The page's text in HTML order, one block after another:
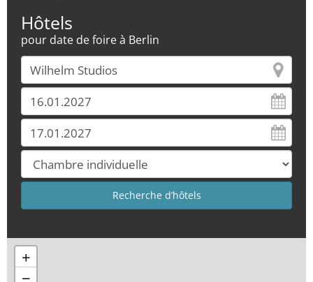
Hôtels
pour date de foire à Berlin
+
−